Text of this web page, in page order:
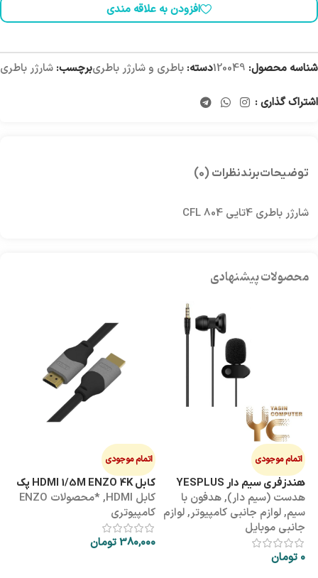
افزودن به علاقه مندی
شناسه محصول: 120049دسته: باطری و شارژر باطریبرچسب: شارژر باطری
اشتراک گذاری :
توضیحاتبرندنظرات (0)
شارژر باطری 4تایی CFL 804
محصولات پیشنهادی
اتمام موجودی
هندزفری سیم دار YESPLUS
YS-113
هدست (سیم دار),هدفون با
سیم,لوازم جانبی کامپیوتر,لوازم
جانبی موبایل
0 تومان
اتمام موجودی
کابل HDMI 1/5M ENZO 4K پک
طلقی
کابل HDMI ,
*محصولات ENZO
کامپیوتری
380,000تومان